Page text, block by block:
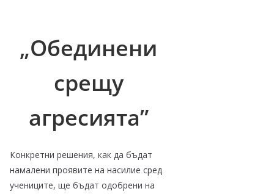
„Обединени
срещу
агресията”
Конкретни решения, как да бъдат
намалени проявите на насилие сред
учениците, ще бъдат одобрени на